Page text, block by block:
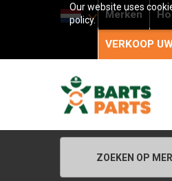
Our website uses
policy.
Merken
VERKOOP
ZOEKEN OP